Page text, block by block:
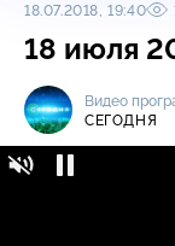
18.07.2018, 19:40
18 июля
Видео
СЕГОДНЯ